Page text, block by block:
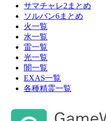
サマチャレ2まとめ
ソルバン6まとめ
火一覧
水一覧
雷一覧
光一覧
闇一覧
EXAS一覧
各種精霊一覧